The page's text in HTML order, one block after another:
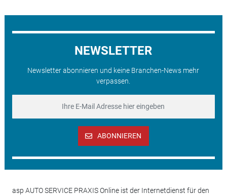
NEWSLETTER
Newsletter abonnieren und keine Branchen-News mehr
verpassen.
ABONNIEREN
asp AUTO SERVICE PRAXIS Online ist der Internetdienst für den